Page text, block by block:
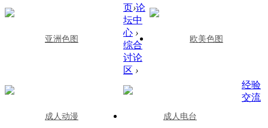
亚洲色图 欧美色图
成人动漫 成人电台
页›论
坛中
心 ›
综合
讨论
区 ›
经验
交流